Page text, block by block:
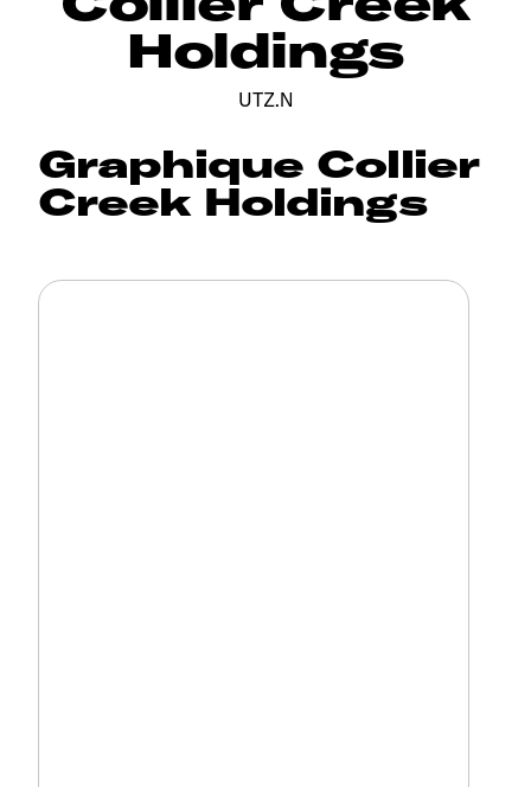
Holdings
UTZ.N
Graphique Collier
Creek Holdings